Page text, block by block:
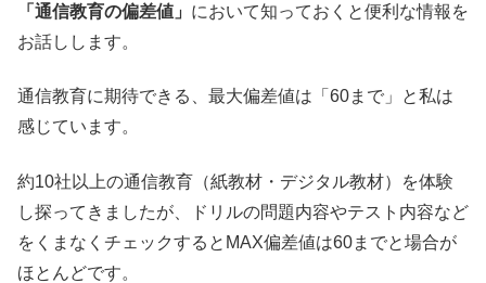
「 通信教育の偏差値 」 において知っておくと便利な情報を
お話しします。
通信教育に期待できる、最大偏差値は「60まで」と私は
感じています。
約10社以上の通信教育（紙教材・デジタル教材）を体験
し探ってきましたが、ドリルの問題内容やテスト内容など
をくまなくチェックするとMAX偏差値は60までと場合が
ほとんどです。